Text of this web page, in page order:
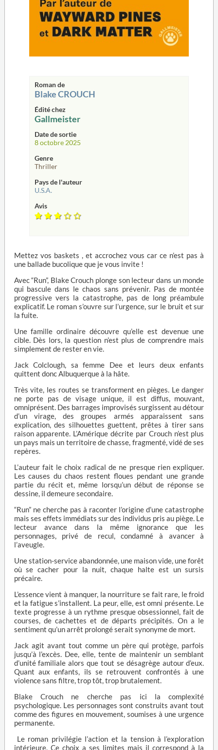
Roman de
Blake CROUCH
Édité chez
Gallmeister
Date de sortie
8 octobre 2025
Genre
Thriller
Pays de l'auteur
U.S.A.
Avis
Mettez vos baskets , et accrochez vous car ce n’est pas à
une ballade bucolique que je vous invite !
Avec “Run”, Blake Crouch plonge son lecteur dans un monde
qui bascule dans le chaos sans prévenir. Pas de montée
progressive vers la catastrophe, pas de long préambule
explicatif. Le roman s’ouvre sur l’urgence, sur le bruit et sur
la fuite.
Une famille ordinaire découvre qu’elle est devenue une
cible. Dès lors, la question n’est plus de comprendre mais
simplement de rester en vie.
Jack Colclough, sa femme Dee et leurs deux enfants
quittent donc Albuquerque à la hâte.
Très vite, les routes se transforment en pièges. Le danger
ne porte pas de visage unique, il est diffus, mouvant,
omniprésent. Des barrages improvisés surgissent au détour
d’un virage, des groupes armés apparaissent sans
explication, des silhouettes guettent, prêtes à tirer sans
raison apparente. L’Amérique décrite par Crouch n’est plus
un pays mais un territoire de chasse, fragmenté, vidé de ses
repères.
L’auteur fait le choix radical de ne presque rien expliquer.
Les causes du chaos restent floues pendant une grande
partie du récit et, même lorsqu’un début de réponse se
dessine, il demeure secondaire.
“Run” ne cherche pas à raconter l’origine d’une catastrophe
mais ses effets immédiats sur des individus pris au piège. Le
lecteur avance dans la même ignorance que les
personnages, privé de recul, condamné à avancer à
l’aveugle.
Une station-service abandonnée, une maison vide, une forêt
où se cacher pour la nuit, chaque halte est un sursis
précaire.
L’essence vient à manquer, la nourriture se fait rare, le froid
et la fatigue s’installent. La peur, elle, est omni présente. Le
texte progresse à un rythme presque obsessionnel, fait de
courses, de cachettes et de départs précipités. On a le
sentiment qu’un arrêt prolongé serait synonyme de mort.
Jack agit avant tout comme un père qui protège, parfois
jusqu’à l’excès. Dee, elle, tente de maintenir un semblant
d’unité familiale alors que tout se désagrège autour d’eux.
Quant aux enfants, ils se retrouvent confrontés à une
violence sans filtre, trop tôt, trop brutalement.
Blake Crouch ne cherche pas ici la complexité
psychologique. Les personnages sont construits avant tout
comme des figures en mouvement, soumises à une urgence
permanente.
Le roman privilégie l’action et la tension à l’exploration
intérieure. Ce choix a ses limites mais il correspond à la